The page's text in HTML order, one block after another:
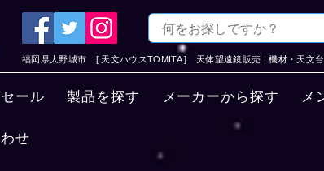
福岡県大野城市 [ 天文ハウスTOMITA ] 天体望遠鏡販売 | 機材・天文
ール 製品を探す メーカーから探す メ
せ